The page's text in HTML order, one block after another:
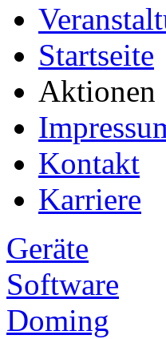
Startseite
Aktionen
Kontakt
Karriere
Geräte
Software
Doming